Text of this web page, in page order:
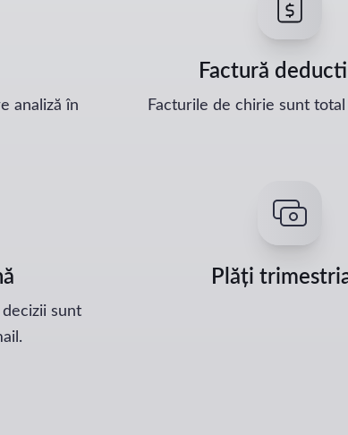
analiză în
Factură
Facturile de chirie sunt
sunt
Plăți